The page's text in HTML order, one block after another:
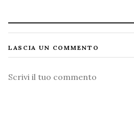
LASCIA UN COMMENTO
Commento